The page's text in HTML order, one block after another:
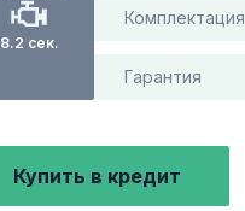
8.2 сек.
Комплектация
Гарантия
Купить в кредит